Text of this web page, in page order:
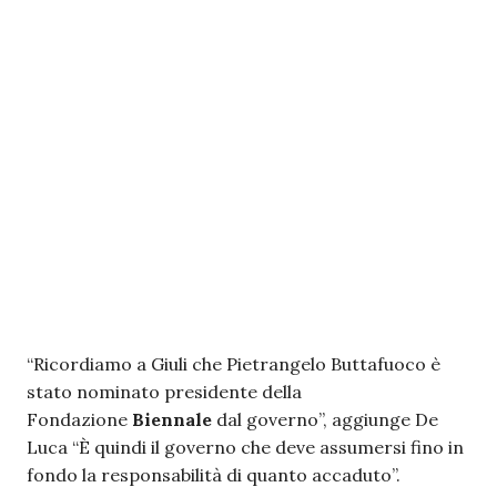
“Ricordiamo a Giuli che Pietrangelo Buttafuoco è
stato nominato presidente della
Fondazione Biennale dal governo”, aggiunge De
Luca “È quindi il governo che deve assumersi fino in
fondo la responsabilità di quanto accaduto”.